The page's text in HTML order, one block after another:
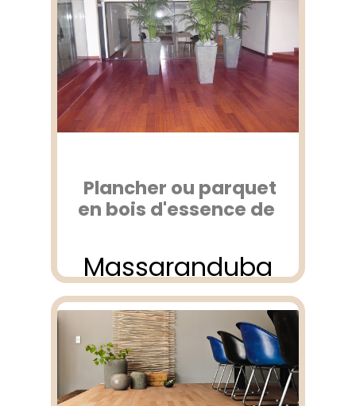
Plancher ou parquet
en bois d'essence de
Massaranduba